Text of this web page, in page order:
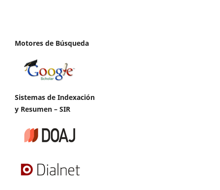
Motores de Búsqueda
Sistemas de Indexación
y Resumen – SIR